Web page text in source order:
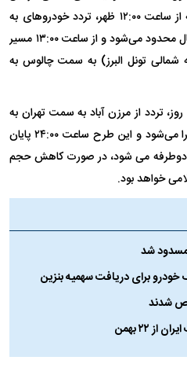
محور اعمال خواهد شد؛ به‌طوری که از ساعت ۱۲:۰۰ ظهر، تردد خودروهای به
مقصد چالوس از آزادراه تهران - شمال محدود می‌شود و از ساعت ۱۳:۰۰ مسیر
شمالی تونل البرز) به سمت چالوس به
از ساعت ۱۵:۰۰ همان روز، تردد از مرزن آباد به سمت تهران به
صورت یکطرفه (شمال به جنوب) اجرا می‌شود و این طرح ساعت ۲۴:۰۰ پایان
دوطرفه می شود، در صورت کاهش حجم
خواهد بود.
خودرو برای دریافت سهمیه بنزین
شدند
۲۲ بهمن